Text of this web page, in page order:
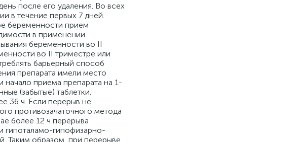
после его удаления. Во всех
в течение первых 7 дней.
беременности прием
в применении
беременности во II
во II триместре или
барьерный способ
препарата имели место
приема препарата на 1-
(забытые) таблетки.
36 ч. Если перерыв не
противозачаточного метода
более 12 ч перерыва
гипоталамо-гипофизарно-
Таким образом, при перерыве,